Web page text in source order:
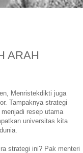
ARAH
Menristekdikti juga
Tampaknya strategi
resep utama
universitas kita
strategi ini? Pak menteri